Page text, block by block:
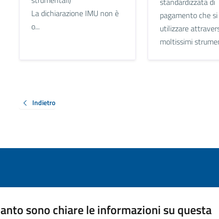
La dichiarazione IMU non è
o...
pagamento che
utilizzare
moltissimi
Indietro
sono chiare le informazioni su questa